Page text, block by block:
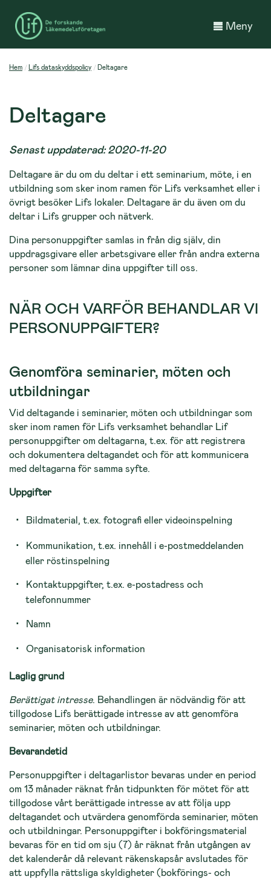
Meny
Hem Lifs dataskyddspolicy Deltagare
Deltagare
Senast uppdaterad: 2020-11-20
Deltagare är du om du deltar i ett seminarium, möte, i en
utbildning som sker inom ramen för Lifs verksamhet eller i
övrigt besöker Lifs lokaler. Deltagare är du även om du
deltar i Lifs grupper och nätverk.
Dina personuppgifter samlas in från dig själv, din
uppdragsgivare eller arbetsgivare eller från andra externa
personer som lämnar dina uppgifter till oss.
NÄR OCH VARFÖR BEHANDLAR VI
PERSONUPPGIFTER?
Genomföra seminarier, möten och
utbildningar
Vid deltagande i seminarier, möten och utbildningar som
sker inom ramen för Lifs verksamhet behandlar Lif
personuppgifter om deltagarna, t.ex. för att registrera
och dokumentera deltagandet och för att kommunicera
med deltagarna för samma syfte.
Uppgifter
Bildmaterial, t.ex. fotografi eller videoinspelning
Kommunikation, t.ex. innehåll i e-postmeddelanden
eller röstinspelning
Kontaktuppgifter, t.ex. e-postadress och
telefonnummer
Namn
Organisatorisk information
Laglig grund
Berättigat intresse. Behandlingen är nödvändig för att
tillgodose Lifs berättigade intresse av att genomföra
seminarier, möten och utbildningar.
Bevarandetid
Personuppgifter i deltagarlistor bevaras under en period
om 13 månader räknat från tidpunkten för mötet för att
tillgodose vårt berättigade intresse av att följa upp
deltagandet och utvärdera genomförda seminarier, möten
och utbildningar. Personuppgifter i bokföringsmaterial
bevaras för en tid om sju (7) år räknat från utgången av
det kalenderår då relevant räkenskapsår avslutades för
att uppfylla rättsliga skyldigheter (bokförings- och